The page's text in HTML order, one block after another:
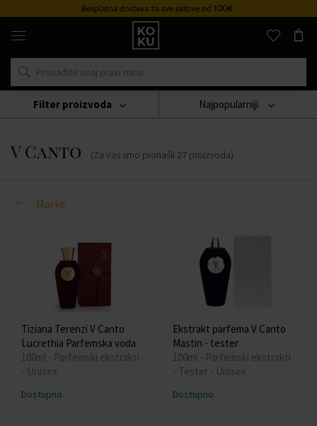
Besplatna dostava za sve satove od 100€
Originalni
parfemi
satovi
na
mjestu
Marke
V Canto
V Canto (Za Vas smo pronašli 27 proizvoda)
Najpopularniji
Marke
Filter proizvoda
Tiziana Terenzi V Canto
Lucrethia Parfemska voda
100ml - Parfemski ekstrakti
- Unisex
Dostupno
Ekstrakt parfema V Canto
Mastin - tester
100ml - Parfemski ekstrakti
- Tester - Unisex
Dostupno